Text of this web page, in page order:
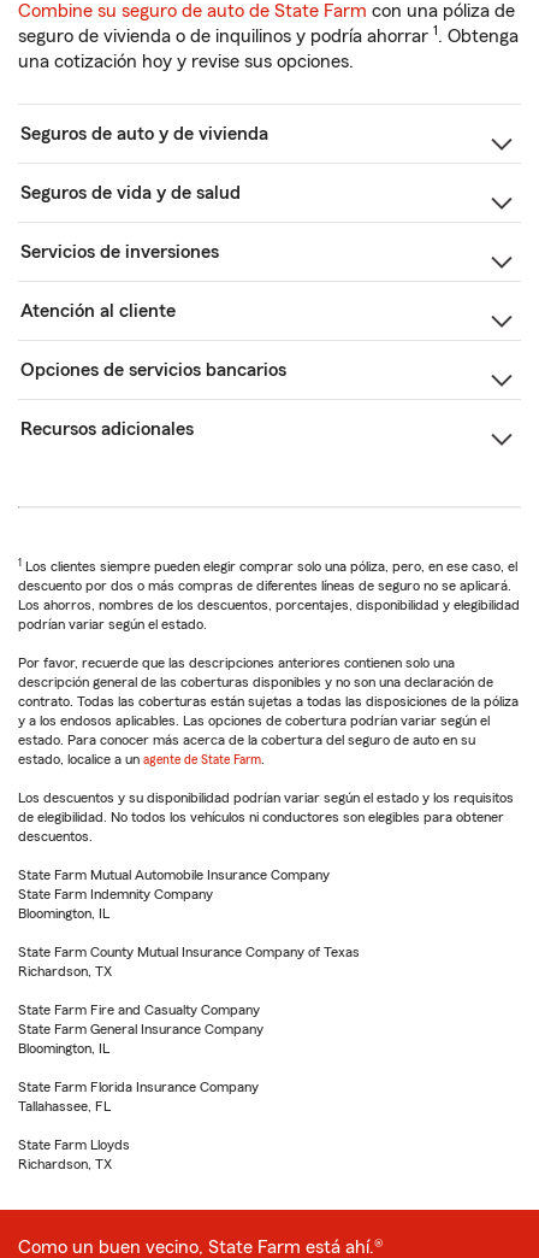
Combine su seguro de auto de State Farm con una póliza de
seguro de vivienda o de inquilinos y podría ahorrar 1. Obtenga
una cotización hoy y revise sus opciones.
Seguros de auto y de vivienda
Seguros de vida y de salud
Servicios de inversiones
Atención al cliente
Opciones de servicios bancarios
Recursos adicionales
1 Los clientes siempre pueden elegir comprar solo una póliza, pero, en ese caso, el
descuento por dos o más compras de diferentes líneas de seguro no se aplicará.
Los ahorros, nombres de los descuentos, porcentajes, disponibilidad y elegibilidad
podrían variar según el estado.
Por favor, recuerde que las descripciones anteriores contienen solo una
descripción general de las coberturas disponibles y no son una declaración de
contrato. Todas las coberturas están sujetas a todas las disposiciones de la póliza
y a los endosos aplicables. Las opciones de cobertura podrían variar según el
estado. Para conocer más acerca de la cobertura del seguro de auto en su
estado, localice a un agente de State Farm
Los descuentos y su disponibilidad podrían variar según el estado y los requisitos
de elegibilidad. No todos los vehículos ni conductores son elegibles para obtener
descuentos.
State Farm Mutual Automobile Insurance Company
State Farm Indemnity Company
Bloomington, IL
State Farm County Mutual Insurance Company of Texas
Richardson, TX
State Farm Fire and Casualty Company
State Farm General Insurance Company
Bloomington, IL
State Farm Florida Insurance Company
Tallahassee, FL
State Farm Lloyds
Richardson, TX
Como un buen vecino, State Farm está ahí.®